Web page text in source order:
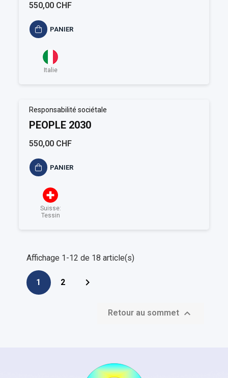
550,00 CHF
PANIER
Italie
Responsabilité sociétale
PEOPLE 2030
550,00 CHF
PANIER
Suisse:
Tessin
Affichage 1-12 de 18 article(s)
1 2 
Retour au sommet 